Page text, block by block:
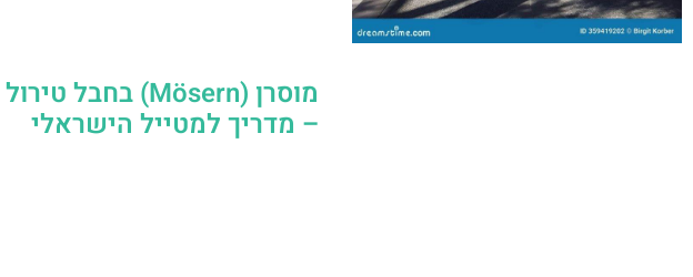
מוסרן (Mösern) בחבל טירול
– מדריך למטייל הישראלי